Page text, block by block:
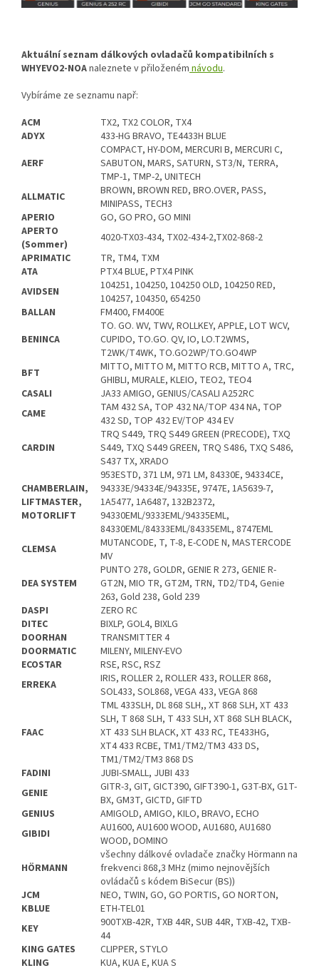
Aktuální seznam dálkových ovladačů kompatibilních s
WHYEVO2-NOAnaleznete v přiloženémnávodu.
Vybíráme ze seznamu např:
ACM
TX2, TX2 COLOR, TX4
ADYX
433-HG BRAVO, TE4433H BLUE
AERF
COMPACT, HY-DOM, MERCURI B, MERCURI C,
SABUTON, MARS, SATURN, ST3/N, TERRA,
TMP-1, TMP-2, UNITECH
ALLMATIC
BROWN, BROWN RED, BRO.OVER, PASS,
MINIPASS, TECH3
APERIO
GO, GO PRO, GO MINI
APERTO
(Sommer)
4020-TX03-434, TX02-434-2,TX02-868-2
APRIMATIC
TR, TM4, TXM
ATA
PTX4 BLUE, PTX4 PINK
AVIDSEN
104251, 104250, 104250 OLD, 104250 RED,
104257, 104350, 654250
BALLAN
FM400, FM400E
BENINCA
TO. GO. WV, TWV, ROLLKEY, APPLE, LOT WCV,
CUPIDO, TO.GO. QV, IO, LO.T2WMS,
T2WK/T4WK, TO.GO2WP/TO.GO4WP
BFT
MITTO, MITTO M, MITTO RCB, MITTO A, TRC,
GHIBLI, MURALE, KLEIO, TEO2, TEO4
CASALI
JA33 AMIGO, GENIUS/CASALI A252RC
CAME
TAM 432 SA, TOP 432 NA/TOP 434 NA, TOP
432 SD, TOP 432 EV/TOP 434 EV
CARDIN
TRQ S449, TRQ S449 GREEN (PRECODE), TXQ
S449, TXQ S449 GREEN, TRQ S486, TXQ S486,
S437 TX, XRADO
CHAMBERLAIN,
LIFTMASTER,
MOTORLIFT
953ESTD, 371 LM, 971 LM, 84330E, 94334CE,
94333E/94334E/94335E, 9747E, 1A5639-7,
1A5477, 1A6487, 132B2372,
94330EML/9333EML/94335EML,
84330EML/84333EML/84335EML, 8747EML
CLEMSA
MUTANCODE, T, T-8, E-CODE N, MASTERCODE
MV
DEA SYSTEM
PUNTO 278, GOLDR, GENIE R 273, GENIE R-
GT2N, MIO TR, GT2M, TRN, TD2/TD4, Genie
263, Gold 238, Gold 239
DASPI
ZERO RC
DITEC
BIXLP, GOL4, BIXLG
DOORHAN
TRANSMITTER 4
DOORMATIC
MILENY, MILENY-EVO
ECOSTAR
RSE, RSC, RSZ
ERREKA
IRIS, ROLLER 2, ROLLER 433, ROLLER 868,
SOL433, SOL868, VEGA 433, VEGA 868
FAAC
TML 433SLH, DL 868 SLH,, XT 868 SLH, XT 433
SLH, T 868 SLH, T 433 SLH, XT 868 SLH BLACK,
XT 433 SLH BLACK, XT 433 RC, TE433HG,
XT4 433 RCBE, TM1/TM2/TM3 433 DS,
TM1/TM2/TM3 868 DS
FADINI
JUBI-SMALL, JUBI 433
GENIE
GITR-3, GIT, GICT390, GIFT390-1, G3T-BX, G1T-
BX, GM3T, GICTD, GIFTD
GENIUS
AMIGOLD, AMIGO, KILO, BRAVO, ECHO
GIBIDI
AU1600, AU1600 WOOD, AU1680, AU1680
WOOD, DOMINO
HÖRMANN
všechny dálkové ovladače značky Hörmann na
frekvenci 868,3 MHz (mimo nejnovějších
ovládačů s kódem BiSecur (BS))
JCM
NEO, TWIN, GO, GO PORTIS, GO NORTON,
KBLUE
ETH-TEL01
KEY
900TXB-42R, TXB 44R, SUB 44R, TXB-42, TXB-
44
KING GATES
CLIPPER, STYLO
KLING
KUA, KUA E, KUA S